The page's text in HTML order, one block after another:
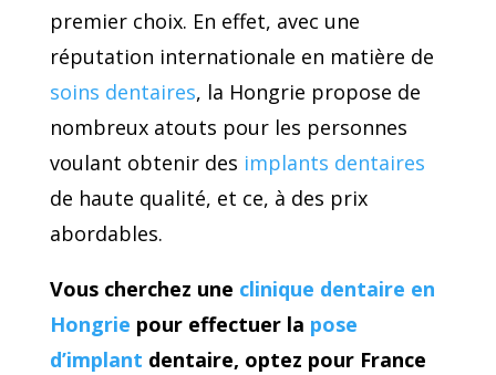
premier choix. En effet, avec une
réputation internationale en matière de
soins dentaires, la Hongrie propose de
nombreux atouts pour les personnes
voulant obtenir des implants dentaires
de haute qualité, et ce, à des prix
abordables.
Vous cherchez une clinique dentaire en
Hongrie pour effectuer la pose
d’implant dentaire, optez pour France